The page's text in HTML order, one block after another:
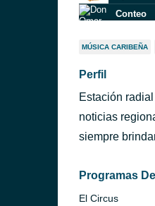
Conteo
Duro
Rayos
Jose De
Sabes A
MÚSICA CARIBEÑA
Perfil
Estación
noticias
siempre
Programas
El Circus